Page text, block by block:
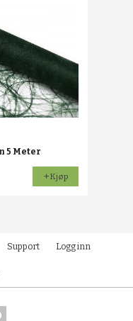
5 Meter
Kjøp
Support Logg inn